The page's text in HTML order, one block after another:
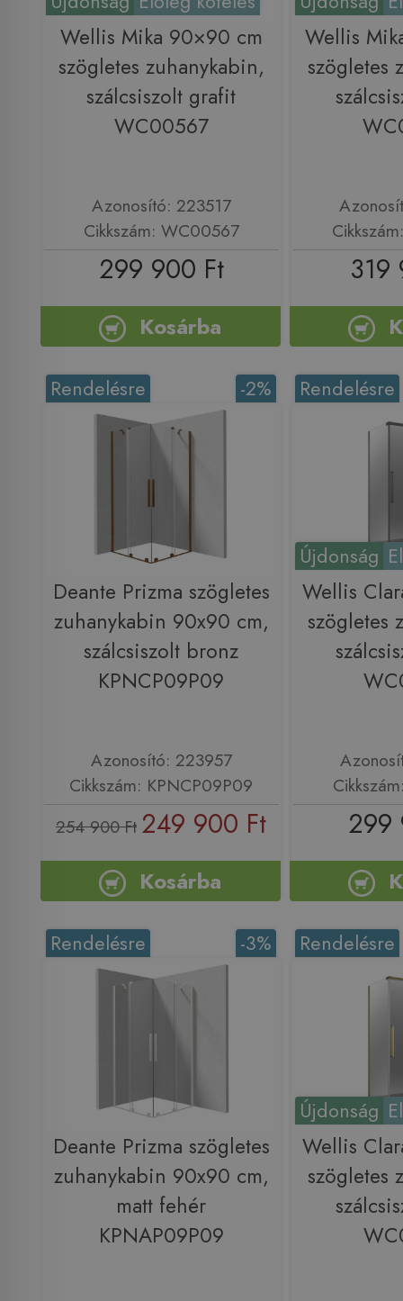
Wellis Mika 90×90 cm
szögletes zuhanykabin,
szálcsiszolt grafit
WC00567
Azonosító: 223517
Cikkszám: WC00567
299 900 Ft
Kosárba
Wellis
szögletes
319
-2%
Rendelésre
Deante Prizma szögletes
zuhanykabin 90x90 cm,
szálcsiszolt bronz
KPNCP09P09
Azonosító: 223957
Cikkszám: KPNCP09P09
254 900 Ft 249 900 Ft
Kosárba
Újdonság
Rendelésre
Wellis
szögletes
299
-3%
Rendelésre
Deante Prizma szögletes
zuhanykabin 90x90 cm,
matt fehér
KPNAP09P09
Újdonság
Rendelésre
Wellis
szögletes